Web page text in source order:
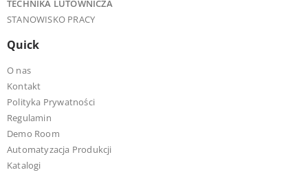
TECHNIKA LUTOWNICZA
STANOWISKO PRACY
Quick
O nas
Kontakt
Polityka Prywatności
Regulamin
Demo Room
Automatyzacja Produkcji
Katalogi